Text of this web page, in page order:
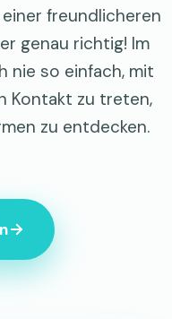
freundlicheren
genau richtig! Im
nie so einfach, mit
Kontakt zu treten,
zu entdecken.